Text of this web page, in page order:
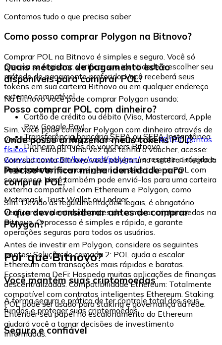
Contamos tudo o que precisa saber
Como posso comprar Polygon na Bitnovo?
Comprar POL na Bitnovo é simples e seguro. Você só
precisa se registrar, verificar sua identidade e escolher seu
método de pagamento preferido. Você receberá seus
tokens em sua carteira Bitnovo ou em qualquer endereço
externo compatível.
Quais métodos de pagamento estão
disponíveis para comprar POL?
Na Bitnovo você pode comprar Polygon usando:
Cartão de crédito ou débito (Visa, Mastercard, Apple
Pay, Google Pay)
Transferência bancária SEPA ou SEPA Instantânea
Dinheiro através de vouchers Bitnovo
Posso comprar POL com dinheiro?
Sim. Você pode comprar Polygon com dinheiro através de
vouchers Bitnovo, disponíveis em mais de40.000 pontos
físicosna Europa. Uma vez que tenha o voucher, acesse:
www.bitnovo.com/buy/cash/polygon/e resgate-o rápida e
seguramente.
Onde posso armazenar meus tokens POL?
Com sua conta Bitnovo você obtém uma carteira integrada
onde pode armazenar e gerenciar seus tokens POL com
segurança. Você também pode enviá-los para uma carteira
externa compatível com Ethereum e Polygon, como
Metamask, Trust Wallet ou Ledger.
Preciso verificar minha identidade para
comprar POL?
Sim. Devido às regulamentações legais, é obrigatório
verificar sua identidade antes de comprar criptomoedas na
Bitnovo. O processo é simples e rápido, e garante
operações seguras para todos os usuários.
O que devo considerar antes de comprar
Polygon?
Antes de investir em Polygon, considere os seguintes
pontos: Solução de camada 2: POL ajuda a escalar
Ethereum com transações mais rápidas e baratas.
Ecossistema DeFi: Hospeda muitas aplicações de finanças
descentralizadas. Compatibilidade Ethereum: Totalmente
compatível com contratos inteligentes Ethereum. Staking:
POL pode ser usado para staking e governança da rede.
Entender seu papel no escalonamento do Ethereum
ajudará você a tomar decisões de investimento
informadas.
Por que Bitnovo?
Você mantém suas criptomoedas
A forma segura e prática de ter controle total dos seus
fundos e proteger suas criptomoedas.
Seguro e confiável